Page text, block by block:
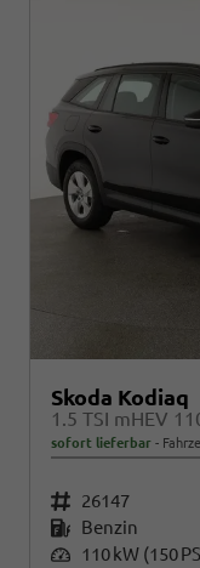
Skoda Kodiaq
sofort lieferbar
Fahrzeugnr. 26147
Kraftstoff Benzin
Leistung 110 kW (150